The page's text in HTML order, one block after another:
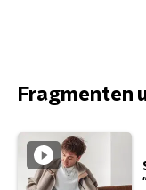
Fragmenten